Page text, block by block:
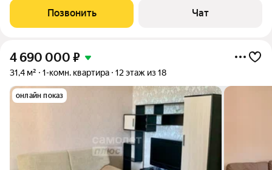
Красивый дизайн подъезда и скоростные лифты Просторные
парковки, которыми не может
Позвонить Чат
4 690 000 ₽
31,4 м² 1-комн. квартира 12 этаж из 18
онлайн показ